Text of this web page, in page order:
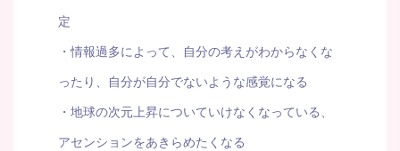
定
・情報過多によって、自分の考えがわからなくな
ったり、自分が自分でないような感覚になる
・地球の次元上昇についていけなくなっている、
アセンションをあきらめたくなる